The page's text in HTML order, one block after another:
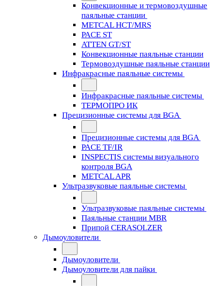
Конвекционные и термовоздушные
паяльные станции
METCAL HCT/MRS
PACE ST
ATTEN GT/ST
Конвекционные паяльные станции
Термовоздушные паяльные станции
Инфракрасные паяльные системы
Инфракрасные паяльные системы
ТЕРМОПРО ИК
Прецизионные системы для BGA
Прецизионные системы для BGA
PACE TF/IR
INSPECTIS системы визуального
контроля BGA
METCAL APR
Ультразвуковые паяльные системы
Ультразвуковые паяльные системы
Паяльные станции MBR
Припой CERASOLZER
Дымоуловители
Дымоуловители
Дымоуловители для пайки